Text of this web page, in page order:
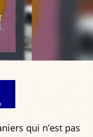
qui n’est pas